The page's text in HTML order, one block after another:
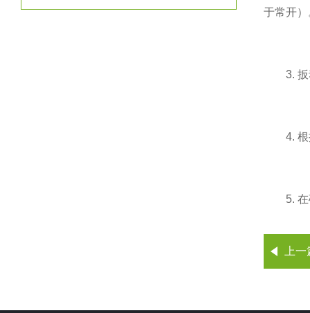
于常开）
3. 扳动
4. 根据
5. 在确
上